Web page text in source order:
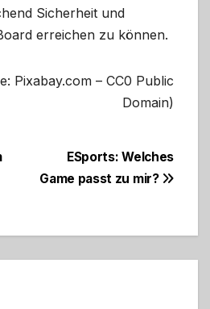
Sicherheit und
erreichen zu können.
Pixabay.com – CC0 Public
Domain)
ESports: Welches
Game passt zu mir?